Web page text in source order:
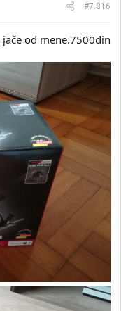
#7.816
od mene.7500din